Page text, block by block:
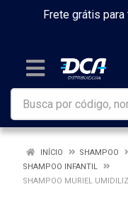
Frete grátis
INÍCIO
SHAMPOO
SHAMPOO INFANTIL
SHAMPOO MURIEL